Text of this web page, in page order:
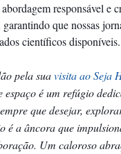
responsável e
que nossas
científicos disponíveis.
pela suavisita ao Seja
é um refúgio
que desejar,
é a âncora que
Um caloroso